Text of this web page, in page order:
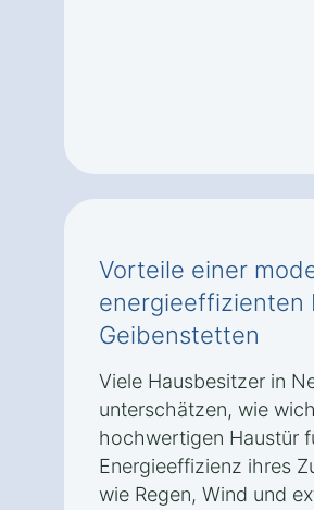
Vorteile einer
energieeffizienten
Geibenstetten
Viele Hausbesitzer in
unterschätzen, wie
hochwertigen Haustür
Energieeffizienz ihres
wie Regen, Wind und